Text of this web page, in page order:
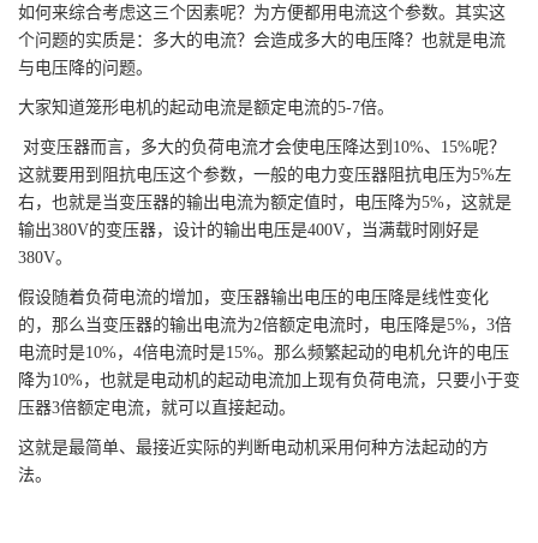
如何来综合考虑这三个因素呢？为方便都用电流这个参数。其实这
个问题的实质是：多大的电流？会造成多大的电压降？也就是电流
与电压降的问题。
大家知道笼形电机的起动电流是额定电流的5-7倍。
对变压器而言，多大的负荷电流才会使电压降达到10%、15%呢？
这就要用到阻抗电压这个参数，一般的电力变压器阻抗电压为5%左
右，也就是当变压器的输出电流为额定值时，电压降为5%，这就是
输出380V的变压器，设计的输出电压是400V，当满载时刚好是
380V。
假设随着负荷电流的增加，变压器输出电压的电压降是线性变化
的，那么当变压器的输出电流为2倍额定电流时，电压降是5%，3倍
电流时是10%，4倍电流时是15%。那么频繁起动的电机允许的电压
降为10%，也就是电动机的起动电流加上现有负荷电流，只要小于变
压器3倍额定电流，就可以直接起动。
这就是最简单、最接近实际的判断电动机采用何种方法起动的方
法。